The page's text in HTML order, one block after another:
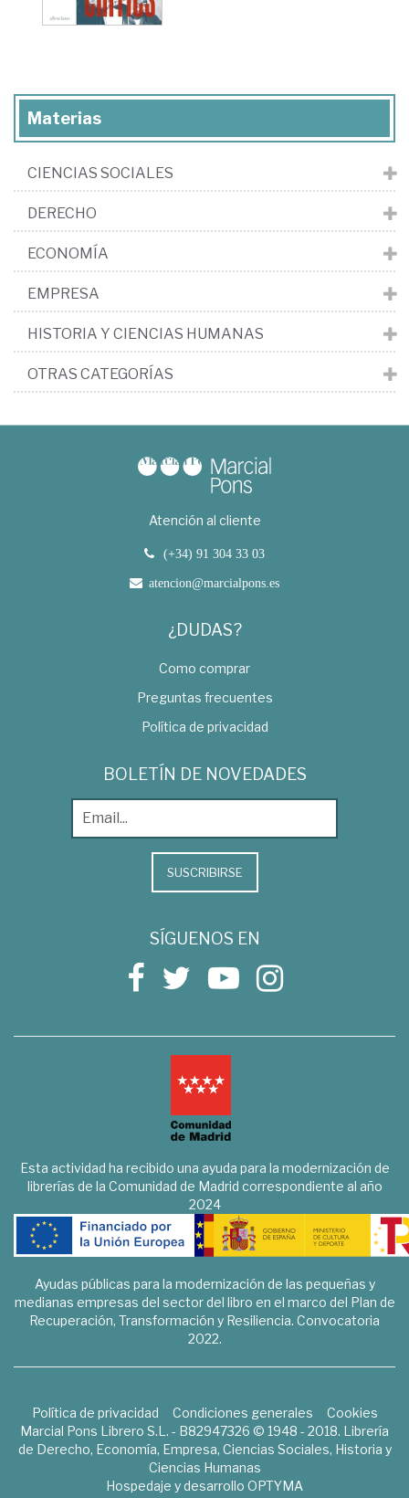
Materias
CIENCIAS SOCIALES
DERECHO
ECONOMÍA
EMPRESA
HISTORIA Y CIENCIAS HUMANAS
OTRAS CATEGORÍAS
Atención al cliente
(+34) 91 304 33 03
atencion@marcialpons.es
¿DUDAS?
Como comprar
Preguntas frecuentes
Política de privacidad
BOLETÍN DE NOVEDADES
SUSCRIBIRSE
SÍGUENOS EN
Esta actividad ha recibido una ayuda para la modernización de
librerías de la Comunidad de Madrid correspondiente al año
2024
Ayudas públicas para la modernización de las pequeñas y
medianas empresas del sector del libro en el marco del Plan de
Recuperación, Transformación y Resiliencia. Convocatoria
2022.
Política de privacidad Condiciones generales
Cookies
Marcial Pons Librero S.L. - B82947326 © 1948 - 2018. Librería
de Derecho, Economía, Empresa, Ciencias Sociales, Historia y
Ciencias Humanas
Hospedaje y desarrollo OPTYMA